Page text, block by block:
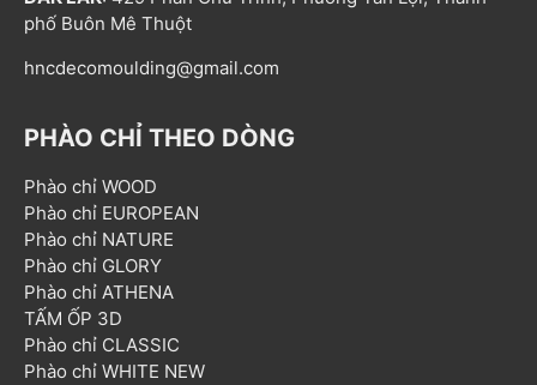
phố Buôn Mê Thuột
hncdecomoulding@gmail.com
PHÀO CHỈ THEO DÒNG
Phào chỉ WOOD
Phào chỉ EUROPEAN
Phào chỉ NATURE
Phào chỉ GLORY
Phào chỉ ATHENA
TẤM ỐP 3D
Phào chỉ CLASSIC
Phào chỉ WHITE NEW